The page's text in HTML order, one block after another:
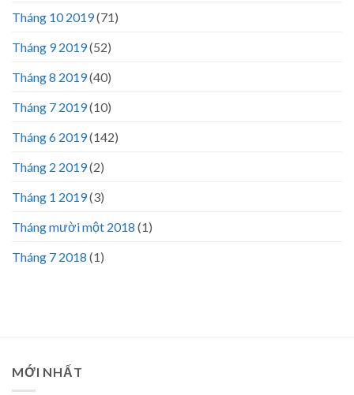
Tháng 10 2019(71)
Tháng 9 2019(52)
Tháng 8 2019(40)
Tháng 7 2019(10)
Tháng 6 2019(142)
Tháng 2 2019(2)
Tháng 1 2019(3)
Tháng mười một 2018 (1)
Tháng 7 2018 (1)
MỚI NHẤT